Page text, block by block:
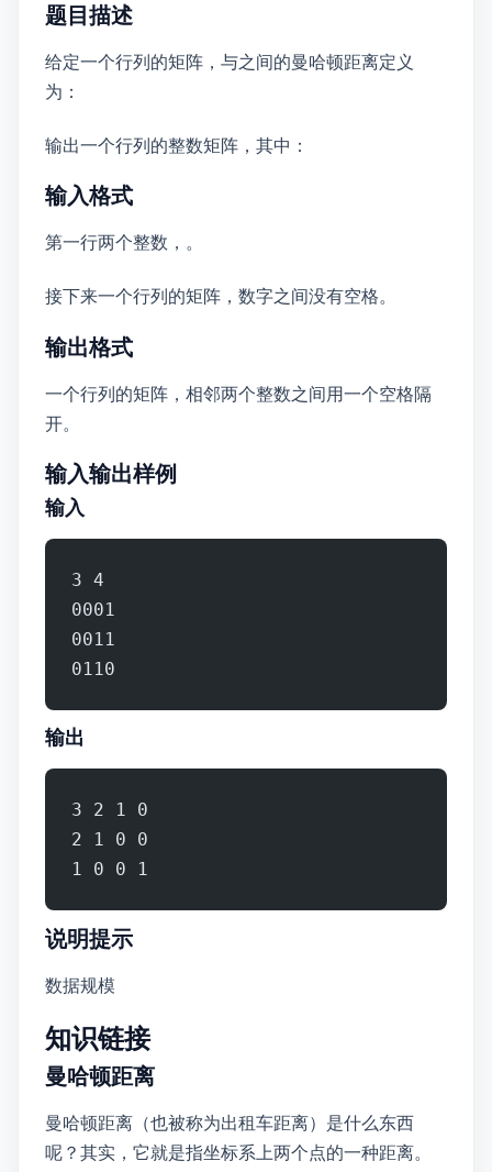
题目描述
给定一个 \( N \) 行 \( M \) 列的01矩阵 \( A \)，\( A\left[i\right]\left[j\right] \) 与 \( A\left[k\right]\left[l\right] \) 之间的曼哈顿距离定义
为：\( dist\left(A\left[i\right]\left[j\right] , A\left[k\right]\left[l\right]\right) = \left\vert i - k\right\vert + \left\vert j - l\right\vert \)
输出一个 \( N \) 行 \( M \) 列的整数矩阵 \( B \)，其中：\( B\left[i\right]\left[j\right] = \min\{dist\left(A\left[i\right]\left[j\right] , A\left[x\right]\left[y\right]\right)\} , 1\leq x \leq N , 1 \leq y \leq M , A\left[x\right]\left[y\right] = 1 \)
输入格式
第一行两个整数n，m。
接下来一个 \( N \) 行 \( M \) 列的01矩阵，数字之间没有空格。
输出格式
一个 \( N \) 行 \( M \) 列的矩阵 \( B \)，相邻两个整数之间用一个空格隔
开。
输入输出样例
输入 #1
3 4
0001
0011
0110
输出 #1
3 2 1 0
2 1 0 0
1 0 0 1
说明/提示
[数据规模] \( 1 \leq N, M \leq 1000 \)
知识链接
曼哈顿距离
曼哈顿距离（也被称为“出租车距离”）是什么东西
呢？其实，它就是指坐标系上两个点的一种距离。